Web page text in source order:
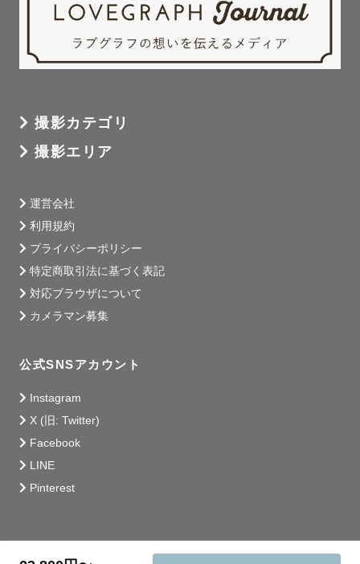
撮影カテゴリ
撮影エリア
運営会社
利用規約
プライバシーポリシー
特定商取引法に基づく表記
対応ブラウザについて
カメラマン募集
公式SNSアカウント
Instagram
X (旧: Twitter)
Facebook
LINE
Pinterest